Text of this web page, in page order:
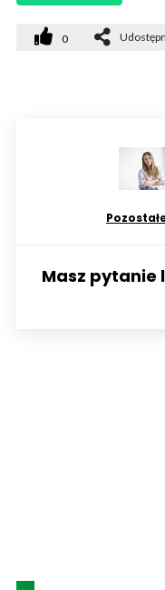
0
Masz pytanie